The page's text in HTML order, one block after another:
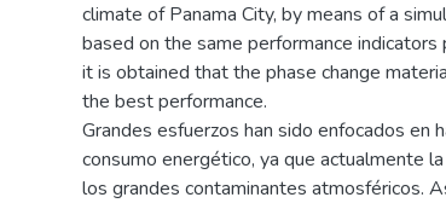
climate of Panama City, by means of a
based on the same performance
it is obtained that the phase change
the best performance.
Grandes esfuerzos han sido enfocados en
consumo energético, ya que actualmente
los grandes contaminantes atmosféricos.